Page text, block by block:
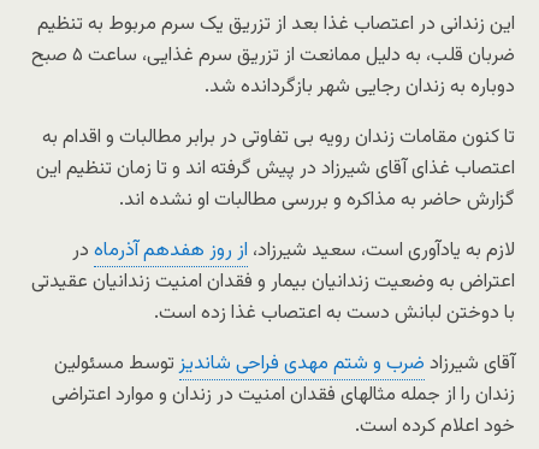
این زندانی در اعتصاب غذا بعد از تزریق یک سرم مربوط به تنظیم
ضربان قلب، به دلیل ممانعت از تزریق سرم غذایی، ساعت ۵ صبح
دوباره به زندان رجایی شهر بازگردانده شد.
تا کنون مقامات زندان رویه بی تفاوتی در برابر مطالبات و اقدام به
اعتصاب غذای آقای شیرزاد در پیش گرفته اند و تا زمان تنظیم این
گزارش حاضر به مذاکره و بررسی مطالبات او نشده اند.
لازم به یادآوری است، سعید شیرزاد، از روز هفدهم آذرماه در
اعتراض به وضعیت زندانیان بیمار و فقدان امنیت زندانیان عقیدتی
با دوختن لبانش دست به اعتصاب غذا زده است.
آقای شیرزاد ضرب و شتم مهدی فراحی شاندیزتوسط مسئولین
زندان را از جمله مثالهای فقدان امنیت در زندان و موارد اعتراضی
خود اعلام کرده است.